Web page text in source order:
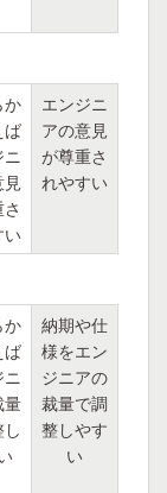
か
ば
ニ
見
い
エンジニ
アの意見
が尊重さ
れやすい
か
ば
ニ
量
納期や仕
様をエン
ジニアの
裁量で調
整しやす
い